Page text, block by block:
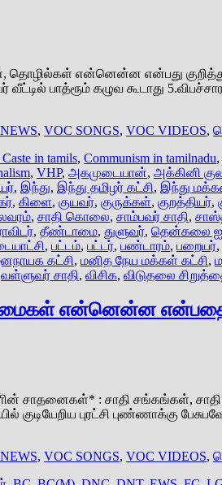
என்னென்ன என்பது குறித்து
பாத்ரூம் கழுவ கூடாது
, VOC SONGS, VOC VIDEOS,
in tamils, Communism in tamilnadu,
, VHP, அகமுடையான், அக்கினி
, இந்து, இந்து தமிழர் கட்சி, இந்து
, கிளை, குயவர், குருக்கள், குறத்தியர்,
, சாதி கொலை, சாம்பவர் சாதி,
, தீண்டாமை, துளுவர், தென்கலை
, பட்டம், பட்டர், பண்டாரம், பறையர்,
கட்சி, மனித நேய மக்கள் கட்சி,
வள்ளுவர் சாதி, விசிக, விடுதலை
என்னென்ன என்பதை
சாதனைகள்* : சாதி சங்கங்கள்,
புரட்சி புண்ணாக்கு
, VOC SONGS, VOC VIDEOS,